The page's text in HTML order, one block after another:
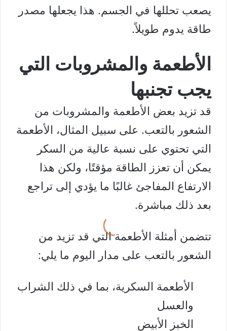
يصعب تحللها في الجسم. هذا يجعلها مصدر
طاقة يدوم طويلاً.
الأطعمة والمشروبات التي
يجب تجنبها
قد تزيد بعض الأطعمة والمشروبات من
الشعور بالتعب. على سبيل المثال، الأطعمة
التي تحتوي على نسبة عالية من السكر
يمكن أن تعزز الطاقة مؤقتًا، ولكن هذا
الارتفاع المفاجئ غالبًا ما يؤدي إلى تراجع
بعد ذلك مباشرة.
تتضمن أمثلة الأطعمة التي قد تزيد من
الشعور بالتعب على مدار اليوم ما يلي:
الأطعمة السكرية، بما في ذلك الشراب
والعسل
الخبز الأبيض